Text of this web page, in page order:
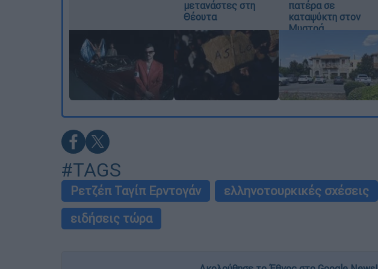
μετανάστες στη
Θέουτα
πατέρα σε
καταψύκτη στον
Μυστρά
#TAGS
Ρετζέπ Ταγίπ Ερντογάν ελληνοτουρκικές σχέσεις
ειδήσεις τώρα